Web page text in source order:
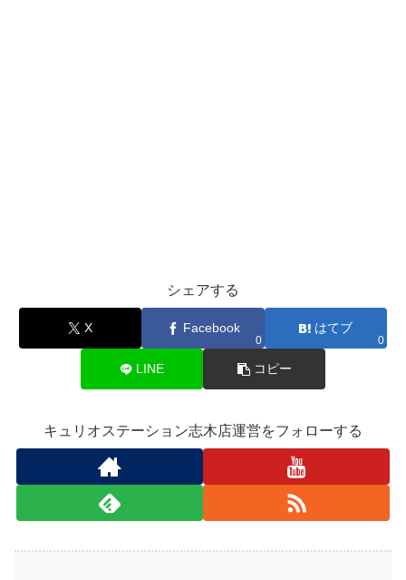
シェアする
X Facebook
0
はてブ
0
LINE コピー
キュリオステーション志木店運営をフォローする